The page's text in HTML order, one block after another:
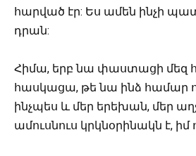
հարված էր: Ես ամեն ինչի
դրան:
Հիմա, երբ նա փաստացի մեզ
հասկացա, թե նա ինձ համար
ինչպես և մեր երեխան, մեր
ամուսնուս կրկնօրինակն է, իմ